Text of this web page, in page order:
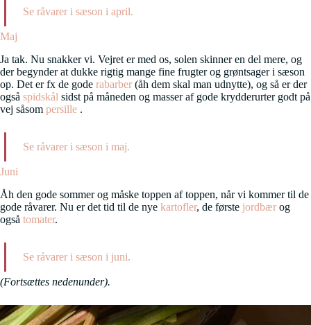
Se råvarer i sæson i april.
Maj
Ja tak. Nu snakker vi. Vejret er med os, solen skinner en del mere, og
der begynder at dukke rigtig mange fine frugter og grøntsager i sæson
op. Det er fx de gode rabarber (åh dem skal man udnytte), og så er der
også spidskål sidst på måneden og masser af gode krydderurter godt på
vej såsom persille .
Se råvarer i sæson i maj.
Juni
Åh den gode sommer og måske toppen af toppen, når vi kommer til de
gode råvarer. Nu er det tid til de nye kartofler, de første jordbær og
også tomater.
Se råvarer i sæson i juni.
(Fortsættes nedenunder).